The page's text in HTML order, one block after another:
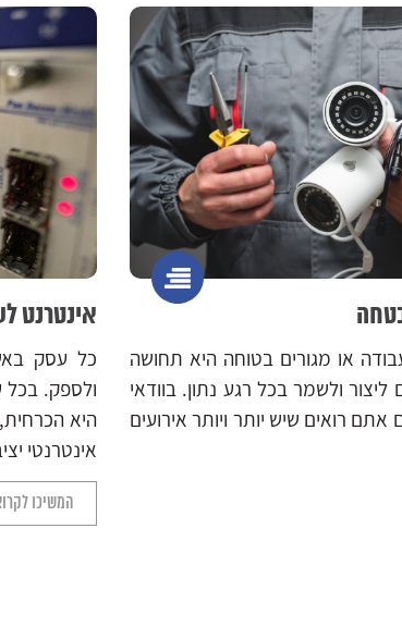
לעסקים
באשר הוא נדרש לחיבור אינטרנט – לתשתית
בכל עסק באשר הוא התקנה של אינטרנט לעסקים
ולא ניתן לנהל עסק בצורה תקינה ללא חיבור